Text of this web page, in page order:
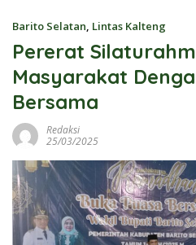
Barito Selatan, Lintas Kalteng
Pererat
Masyarakat
Bersama
Redaksi
25/03/2025